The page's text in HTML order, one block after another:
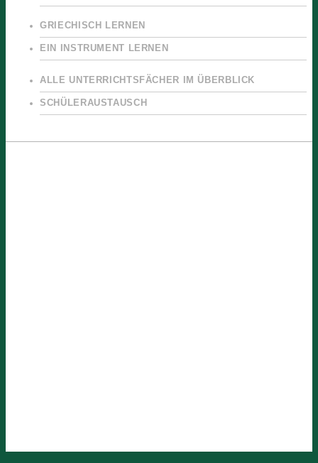
GRIECHISCH LERNEN
EIN INSTRUMENT LERNEN
ALLE UNTERRICHTSFÄCHER IM ÜBERBLICK
SCHÜLERAUSTAUSCH